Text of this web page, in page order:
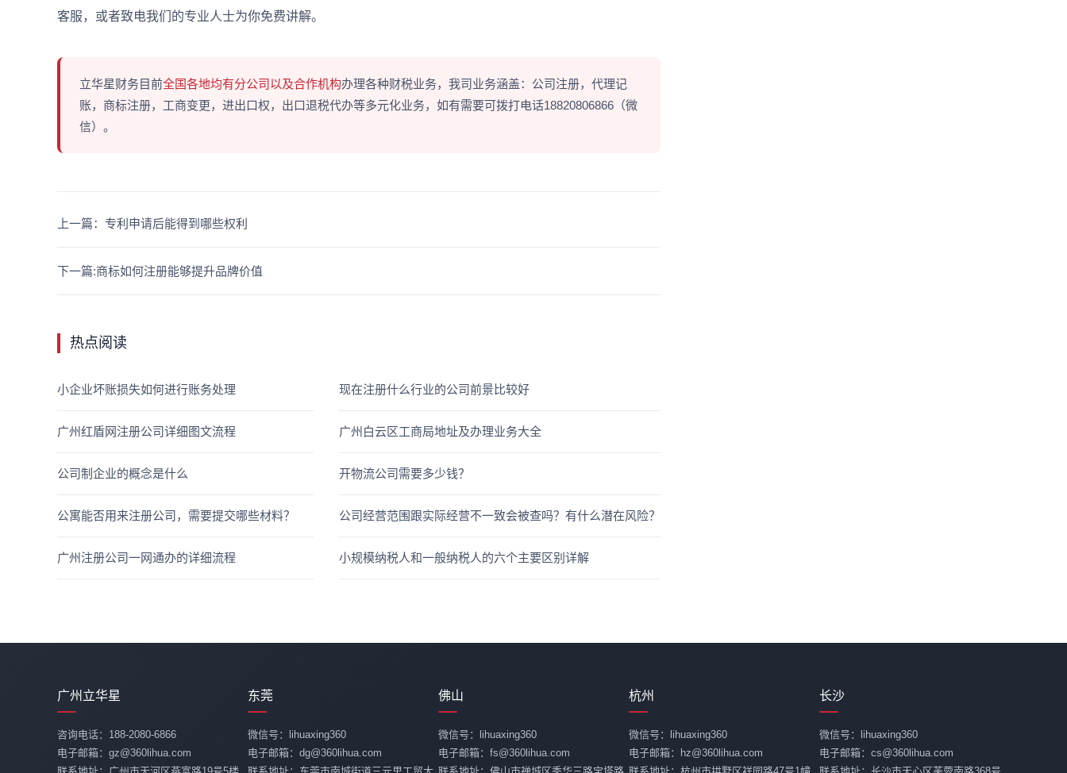
客服，或者致电我们的专业人士为你免费讲解。
立华星财务目前全国各地均有分公司以及合作机构办理各种财税业务，我司业务涵盖：公司注册，代理记
账，商标注册，工商变更，进出口权，出口退税代办等多元化业务，如有需要可拨打电话18820806866（微
信）。
下一篇:商标如何注册能够提升品牌价值
上一篇：专利申请后能得到哪些权利
热点阅读
小企业坏账损失如何进行账务处理 现在注册什么行业的公司前景比较好
广州红盾网注册公司详细图文流程 广州白云区工商局地址及办理业务大全
公司制企业的概念是什么 开物流公司需要多少钱？
公寓能否用来注册公司，需要提交哪些材料？ 公司经营范围跟实际经营不一致会被查吗？有什么潜在风险？
广州注册公司一网通办的详细流程 小规模纳税人和一般纳税人的六个主要区别详解
广州立华星
咨询电话：188-2080-6866
电子邮箱：gz@360lihua.com
东莞
微信号：lihuaxing360
电子邮箱：dg@360lihua.com
佛山
微信号：lihuaxing360
电子邮箱：fs@360lihua.com
杭州
微信号：lihuaxing360
电子邮箱：hz@360lihua.com
长沙
微信号：lihuaxing360
电子邮箱：cs@360lihua.com